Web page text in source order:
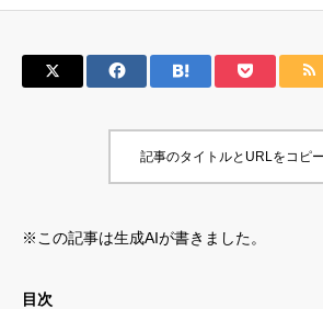
記事のタイトルとURLをコピ
※この記事は生成AIが書きました。
目次
特定商取引法
プライバシーポリシー
運営会
マーケ